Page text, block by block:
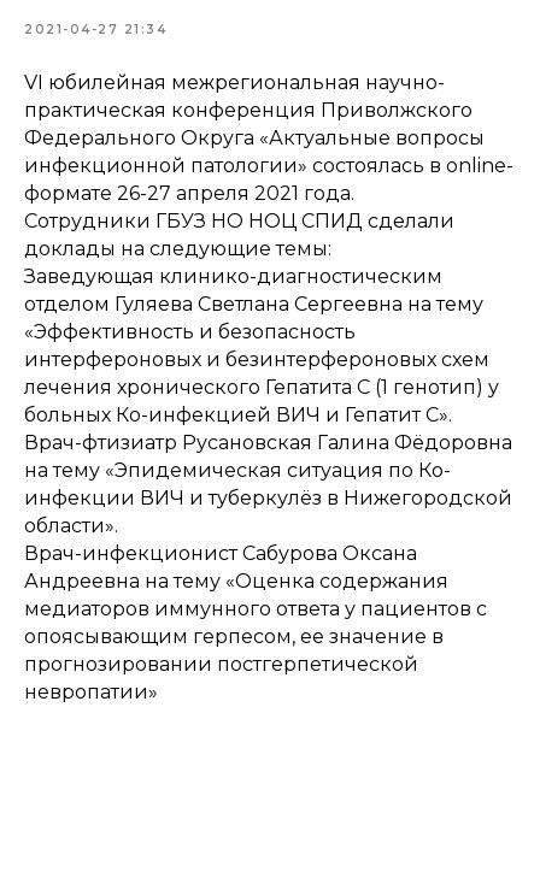
2021-04-27 21:34
VI юбилейная межрегиональная научно-
практическая конференция Приволжского
Федерального Округа «Актуальные вопросы
инфекционной патологии» состоялась в online-
формате 26-27 апреля 2021 года.
Сотрудники ГБУЗ НО НОЦ СПИД сделали
доклады на следующие темы:
Заведующая клинико-диагностическим
отделом Гуляева Светлана Сергеевна на тему
«Эффективность и безопасность
интерфероновых и безинтерфероновых схем
лечения хронического Гепатита С (1 генотип) у
больных Ко-инфекцией ВИЧ и Гепатит С».
Врач-фтизиатр Русановская Галина Фёдоровна
на тему «Эпидемическая ситуация по Ко-
инфекции ВИЧ и туберкулёз в Нижегородской
области».
Врач-инфекционист Сабурова Оксана
Андреевна на тему «Оценка содержания
медиаторов иммунного ответа у пациентов с
опоясывающим герпесом, ее значение в
прогнозировании постгерпетической
невропатии»